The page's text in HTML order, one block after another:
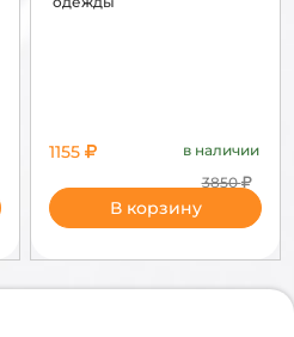
1155
в наличии
3850
В корзину